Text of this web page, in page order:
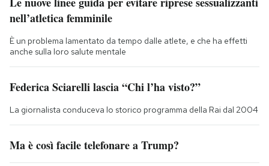
nell’atletica femminile
È un problema lamentato da tempo dalle atlete, e che ha effetti
anche sulla loro salute mentale
Federica Sciarelli lascia “Chi l’ha visto?”
La giornalista conduceva lo storico programma della Rai dal 2004
Ma è così facile telefonare a Trump?